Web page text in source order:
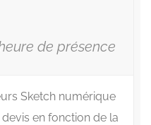
de présence
Sketch numérique
devis en fonction de la